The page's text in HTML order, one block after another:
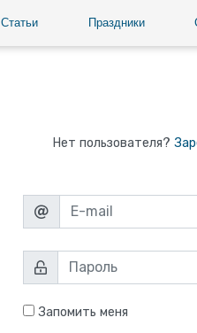
Статьи Праздники
Нет пользователя?
Запомить меня